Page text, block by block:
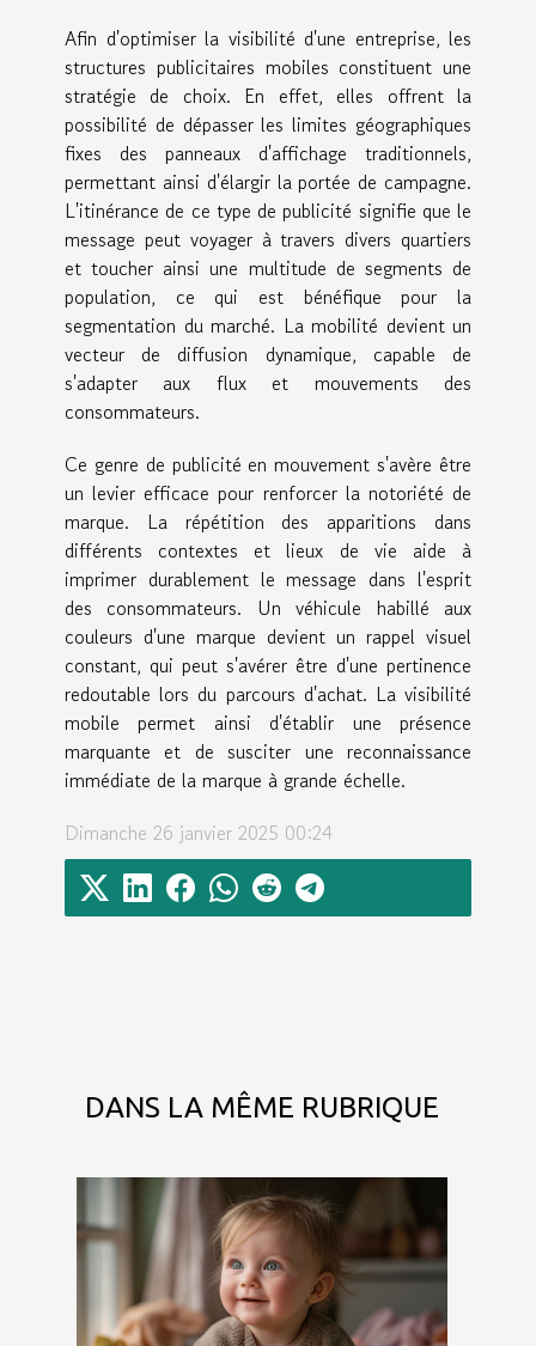
Afin d'optimiser la visibilité d'une entreprise, les
structures publicitaires mobiles constituent une
stratégie de choix. En effet, elles offrent la
possibilité de dépasser les limites géographiques
fixes des panneaux d'affichage traditionnels,
permettant ainsi d'élargir la portée de campagne.
L'itinérance de ce type de publicité signifie que le
message peut voyager à travers divers quartiers
et toucher ainsi une multitude de segments de
population, ce qui est bénéfique pour la
segmentation du marché. La mobilité devient un
vecteur de diffusion dynamique, capable de
s'adapter aux flux et mouvements des
consommateurs.
Ce genre de publicité en mouvement s'avère être
un levier efficace pour renforcer la notoriété de
marque. La répétition des apparitions dans
différents contextes et lieux de vie aide à
imprimer durablement le message dans l'esprit
des consommateurs. Un véhicule habillé aux
couleurs d'une marque devient un rappel visuel
constant, qui peut s'avérer être d'une pertinence
redoutable lors du parcours d'achat. La visibilité
mobile permet ainsi d'établir une présence
marquante et de susciter une reconnaissance
immédiate de la marque à grande échelle.
Dimanche 26 janvier 2025 00:24
DANS LA MÊME RUBRIQUE